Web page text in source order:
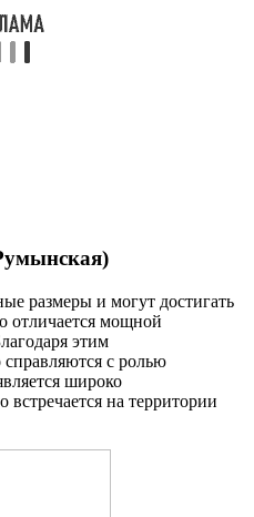
размеры и могут достигать
отличается мощной
этим
с ролью
широко
встречается на территории